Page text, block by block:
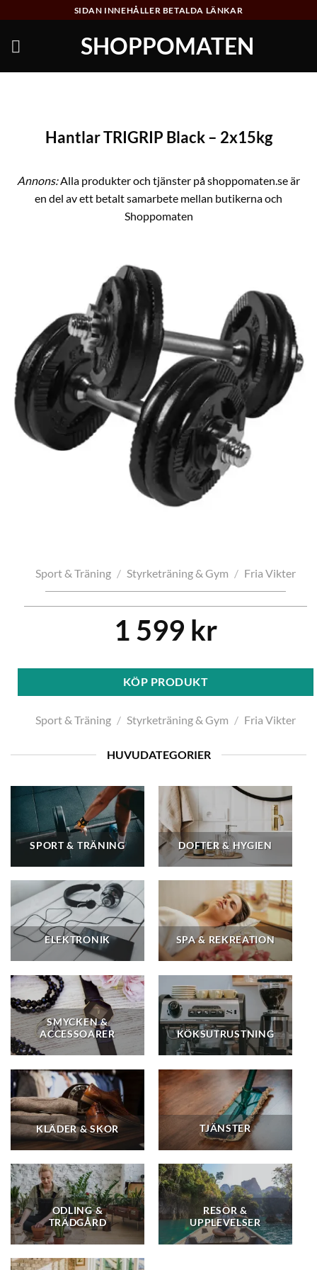
content
SIDAN INNEHÅLLER BETALDA LÄNKAR
SHOPPOMATEN
Hantlar TRIGRIP Black – 2x15kg
Annons:Alla produkter och tjänster på shoppomaten.se är
en del av ett betalt samarbete mellan butikerna och
Shoppomaten
Sport & Träning / Styrketräning & Gym / Fria Vikter
1 599 kr
KÖP PRODUKT
Sport & Träning / Styrketräning & Gym / Fria Vikter
HUVUDATEGORIER
SPORT & TRÄNING DOFTER & HYGIEN
ELEKTRONIK SPA & REKREATION
SMYCKEN &
ACCESSOARER
KÖKSUTRUSTNING
KLÄDER & SKOR TJÄNSTER
ODLING &
TRÄDGÅRD
RESOR &
UPPLEVELSER